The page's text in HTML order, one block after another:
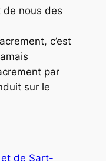
de nous des
c’est
par
sur le
de Sart-